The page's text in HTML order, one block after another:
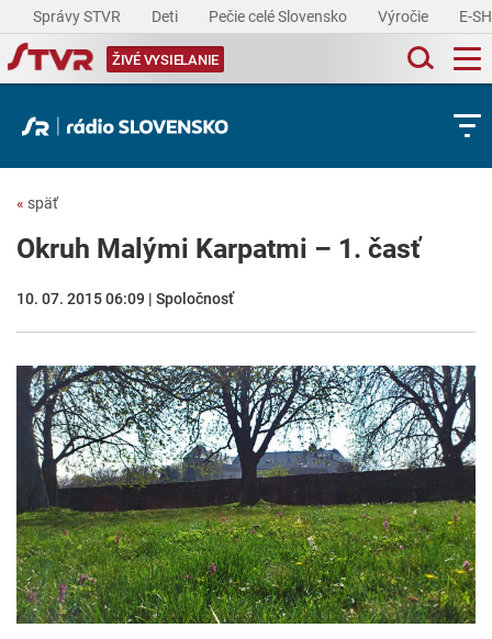
Správy STVR Deti Pečie celé Slovensko Výročie E-
ŽIVÉ VYSIELANIE
« späť
Okruh Malými Karpatmi – 1. časť
10. 07. 2015 06:09 | Spoločnosť